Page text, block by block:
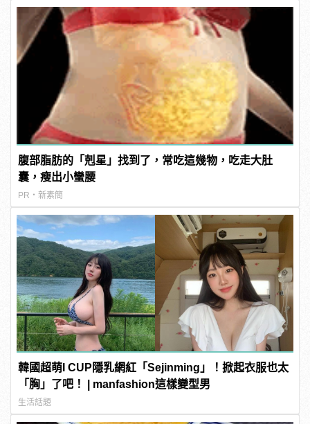
腹部脂肪的「剋星」找到了，常吃這幾物，吃走大肚
囊，瘦出小蠻腰
PR・新素簡
韓國超萌I CUP隱乳網紅「Sejinming」！掀起衣服也太
「胸」了吧！ | manfashion這樣變型男
生活話題